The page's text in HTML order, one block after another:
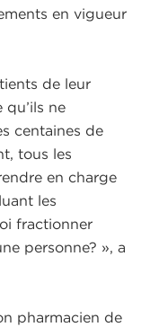
en vigueur
de leur
ne
centaines de
tous les
en charge
les
fractionner
personne? », a
pharmacien de